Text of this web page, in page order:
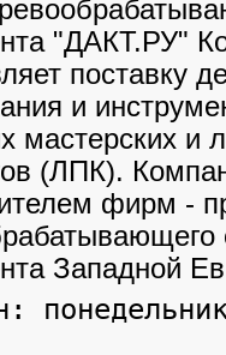
"ДАКТ.РУ"
поставку
и
мастерских и
(ЛПК).
фирм -
Западной